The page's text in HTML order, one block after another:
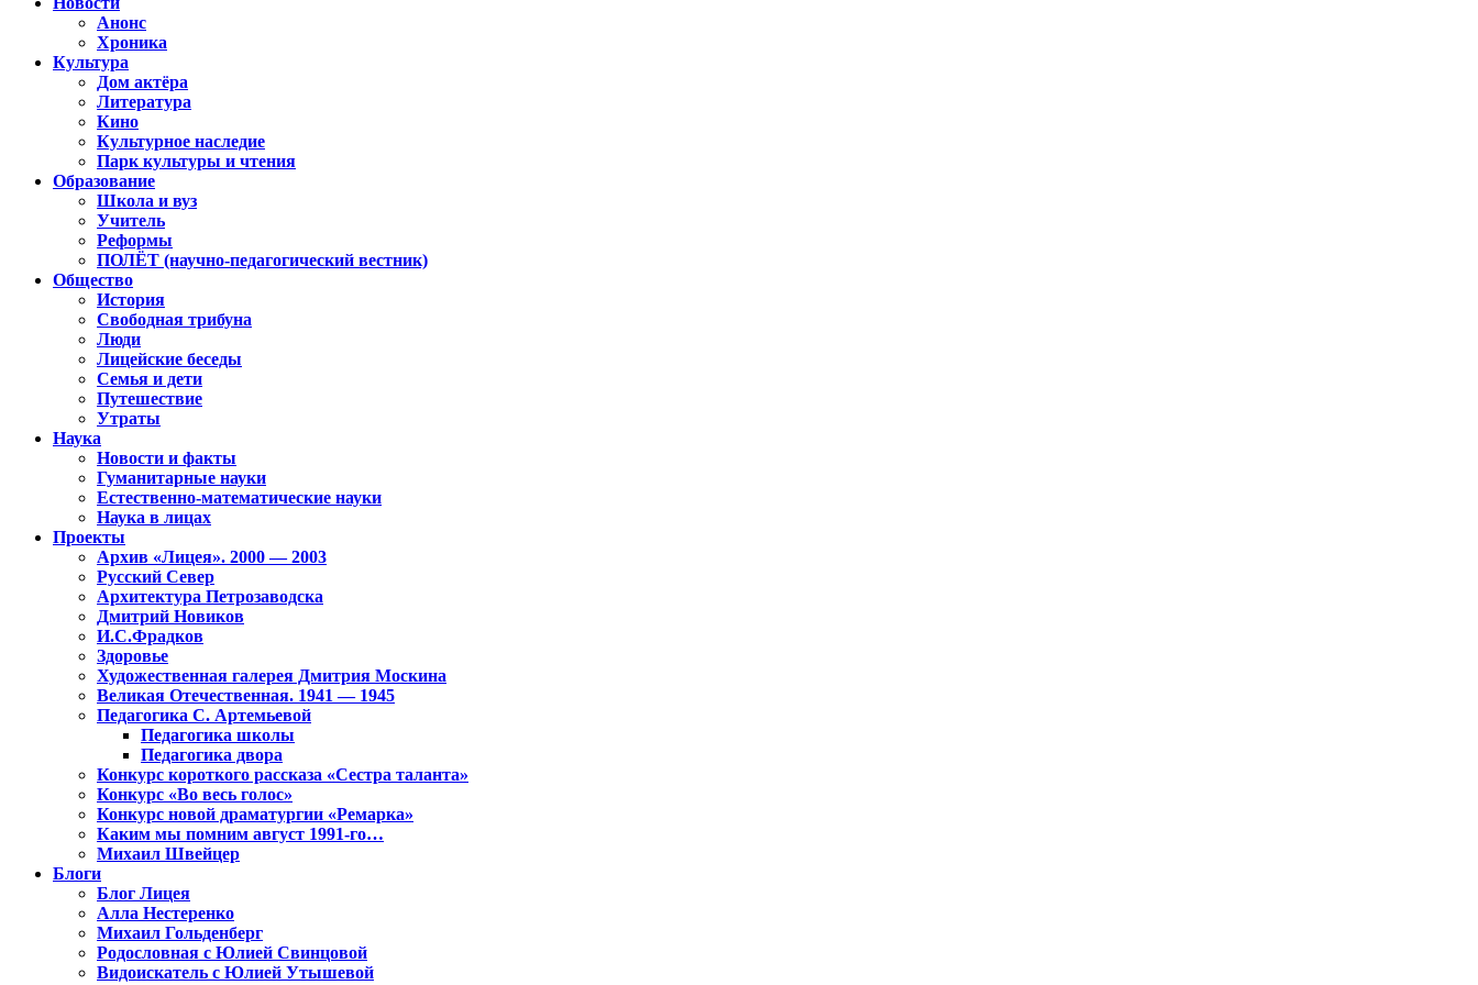
Анонс
Хроника
Культура
Дом актёра
Литература
Кино
Культурное наследие
Парк культуры и чтения
Образование
Школа и вуз
Учитель
Реформы
ПОЛЁТ (научно-педагогический вестник)
Общество
История
Свободная трибуна
Люди
Лицейские беседы
Семья и дети
Путешествие
Утраты
Наука
Новости и факты
Гуманитарные науки
Естественно-математические науки
Наука в лицах
Проекты
Архив «Лицея». 2000 — 2003
Русский Север
Архитектура Петрозаводска
Дмитрий Новиков
И.С.Фрадков
Здоровье
Художественная галерея Дмитрия Москина
Великая Отечественная. 1941 — 1945
Педагогика С. Артемьевой
Педагогика школы
Педагогика двора
Конкурс короткого рассказа «Сестра таланта»
Конкурс «Во весь голос»
Конкурс новой драматургии «Ремарка»
Каким мы помним август 1991-го…
Михаил Швейцер
Блоги
Блог Лицея
Алла Нестеренко
Михаил Гольденберг
Родословная с Юлией Свинцовой
Видоискатель с Юлией Утышевой